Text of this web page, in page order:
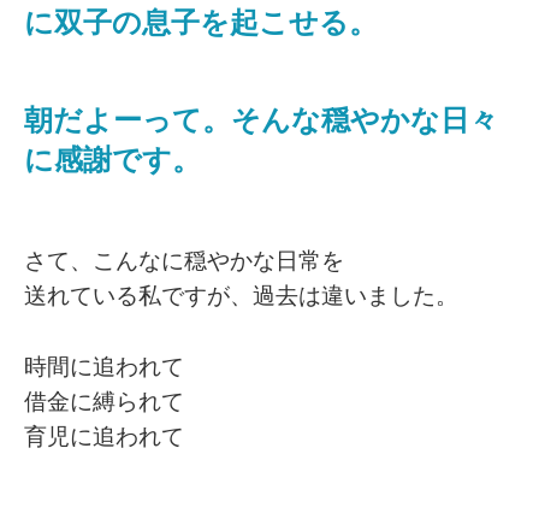
に双子の息子を起こせる。
朝だよーって。そんな穏やかな日々
に感謝です。
さて、こんなに穏やかな日常を
送れている私ですが、過去は違いました。
時間に追われて
借金に縛られて
育児に追われて